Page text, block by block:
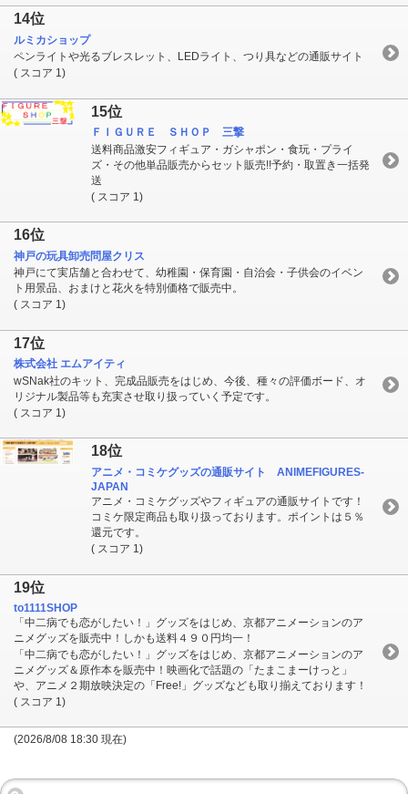
14位
ルミカショップ
ペンライトや光るブレスレット、LEDライト、つり具などの通販サイト
( スコア 1)
15位
ＦＩＧＵＲＥ ＳＨＯＰ 三撃
送料商品激安フィギュア・ガシャポン・食玩・プライ
ズ・その他単品販売からセット販売!!予約・取置き一括発
送
( スコア 1)
16位
神戸の玩具卸売問屋クリス
神戸にて実店舗と合わせて、幼稚園・保育園・自治会・子供会のイベン
ト用景品、おまけと花火を特別価格で販売中。
( スコア 1)
17位
株式会社 エムアイティ
wSNak社のキット、完成品販売をはじめ、今後、種々の評価ボード、オ
リジナル製品等も充実させ取り扱っていく予定です。
( スコア 1)
18位
アニメ・コミケグッズの通販サイト ANIMEFIGURES-
JAPAN
アニメ・コミケグッズやフィギュアの通販サイトです！
コミケ限定商品も取り扱っております。ポイントは５％
還元です。
( スコア 1)
19位
to1111SHOP
「中二病でも恋がしたい！」グッズをはじめ、京都アニメーションのア
ニメグッズを販売中！しかも送料４９０円均一！
「中二病でも恋がしたい！」グッズをはじめ、京都アニメーションのア
ニメグッズ＆原作本を販売中！映画化で話題の「たまこまーけっと」
や、アニメ２期放映決定の「Free!」グッズなども取り揃えております！
( スコア 1)
(2026/8/08 18:30 現在)